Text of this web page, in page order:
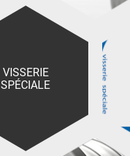
VISSERIE
SPÉCIALE